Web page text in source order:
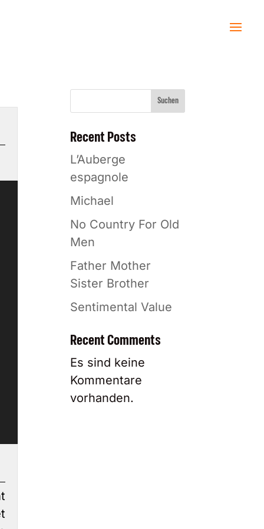
Suchen
Recent Posts
L’Auberge
espagnole
Michael
No Country For Old
Men
Father Mother
Sister Brother
Sentimental Value
Recent Comments
Es sind keine
Kommentare
vorhanden.